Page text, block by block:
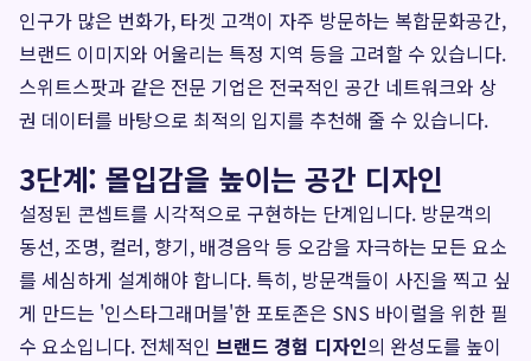
인구가 많은 번화가, 타겟 고객이 자주 방문하는 복합문화공간,
브랜드 이미지와 어울리는 특정 지역 등을 고려할 수 있습니다.
스위트스팟과 같은 전문 기업은 전국적인 공간 네트워크와 상
권 데이터를 바탕으로 최적의 입지를 추천해 줄 수 있습니다.
3단계: 몰입감을 높이는 공간 디자인
설정된 콘셉트를 시각적으로 구현하는 단계입니다. 방문객의
동선, 조명, 컬러, 향기, 배경음악 등 오감을 자극하는 모든 요소
를 세심하게 설계해야 합니다. 특히, 방문객들이 사진을 찍고 싶
게 만드는 '인스타그래머블'한 포토존은 SNS 바이럴을 위한 필
수 요소입니다. 전체적인 브랜드 경험 디자인의 완성도를 높이